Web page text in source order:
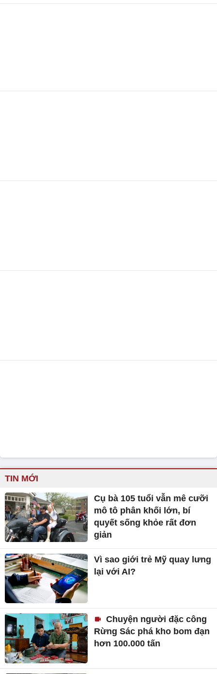
TIN MỚI
Cụ bà 105 tuổi vẫn mê cưỡi
mô tô phân khối lớn, bí
quyết sống khỏe rất đơn
giản
Vì sao giới trẻ Mỹ quay lưng
lại với AI?
Chuyện người đặc công
Rừng Sác phá kho bom đạn
hơn 100.000 tấn